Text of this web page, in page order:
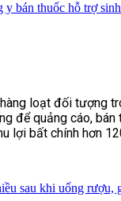
bán thuốc hỗ trợ
loạt đối tượng
để quảng cáo, bán
lợi bất chính hơn
sau khi uống rượu,